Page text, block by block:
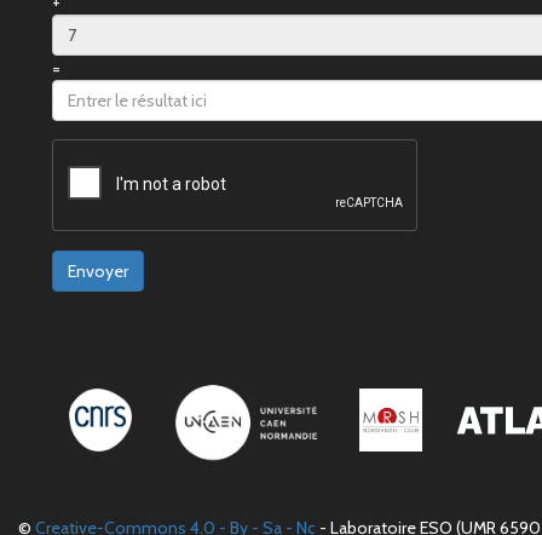
=
Envoyer
© Creative-Commons 4.0 - By - Sa - Nc - Laboratoire ESO (UMR